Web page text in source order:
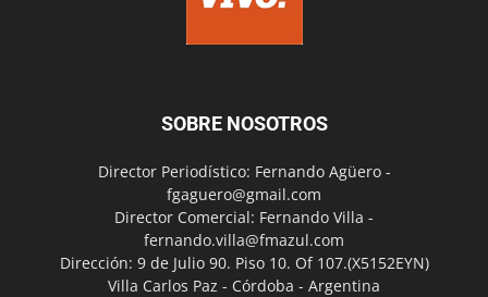
SOBRE NOSOTROS
Director Periodístico: Fernando Agüero -
fgaguero@gmail.com
Director Comercial: Fernando Villa -
fernando.villa@fmazul.com
Dirección: 9 de Julio 90. Piso 10. Of 107.(X5152EYN)
Villa Carlos Paz - Córdoba - Argentina